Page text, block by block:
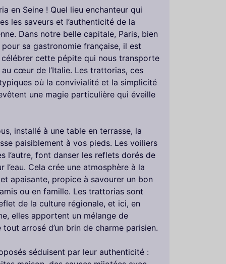
en Seine ! Quel lieu enchanteur qui
les saveurs et l’authenticité de la
Dans notre belle capitale, Paris, bien
sa gastronomie française, il est
cette pépite qui nous transporte
cœur de l’Italie. Les trattorias, ces
où la convivialité et la simplicité
une magie particulière qui éveille
installé à une table en terrasse, la
paisiblement à vos pieds. Les voiliers
l’autre, font danser les reflets dorés de
l’eau. Cela crée une atmosphère à la
apaisante, propice à savourer un bon
ou en famille. Les trattorias sont
de la culture régionale, et ici, en
elles apportent un mélange de
arrosé d’un brin de charme parisien.
séduisent par leur authenticité :